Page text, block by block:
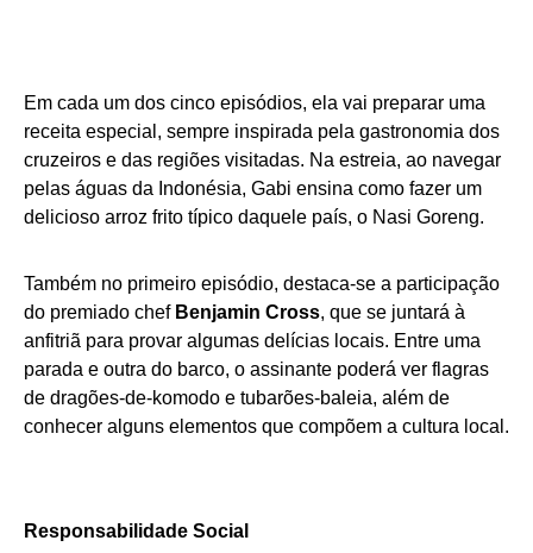
Em cada um dos cinco episódios, ela vai preparar uma
receita especial, sempre inspirada pela gastronomia dos
cruzeiros e das regiões visitadas. Na estreia, ao navegar
pelas águas da Indonésia, Gabi ensina como fazer um
delicioso arroz frito típico daquele país, o Nasi Goreng.
Também no primeiro episódio, destaca-se a participação
do premiado chef Benjamin Cross, que se juntará à
anfitriã para provar algumas delícias locais. Entre uma
parada e outra do barco, o assinante poderá ver flagras
de dragões-de-komodo e tubarões-baleia, além de
conhecer alguns elementos que compõem a cultura local.
Responsabilidade Social